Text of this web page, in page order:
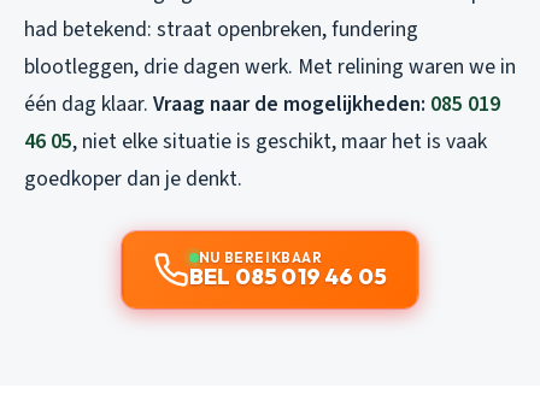
had betekend: straat openbreken, fundering
blootleggen, drie dagen werk. Met relining waren we in
één dag klaar. Vraag naar de mogelijkheden: 085 019
46 05, niet elke situatie is geschikt, maar het is vaak
goedkoper dan je denkt.
NU BEREIKBAAR
BEL 085 019 46 05